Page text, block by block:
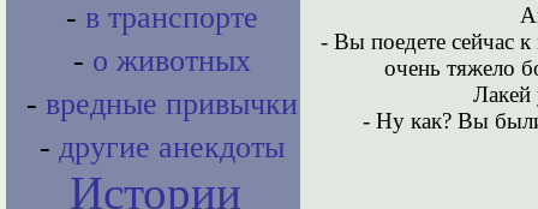
- в транспорте
- о животных
- вредные привычки
- другие анекдоты
Истории
- Вы поедете сейчас
очень тяжело
Лакей
- Hу как? Вы